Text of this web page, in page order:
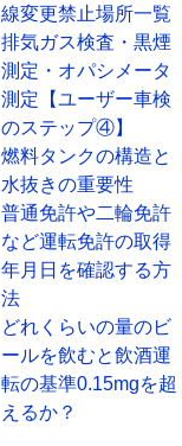
線変更禁止場所一覧
排気ガス検査・黒煙
測定・オパシメータ
測定【ユーザー車検
のステップ④】
燃料タンクの構造と
水抜きの重要性
普通免許や二輪免許
など運転免許の取得
年月日を確認する方
法
どれくらいの量のビ
ールを飲むと飲酒運
転の基準0.15mgを超
えるか？